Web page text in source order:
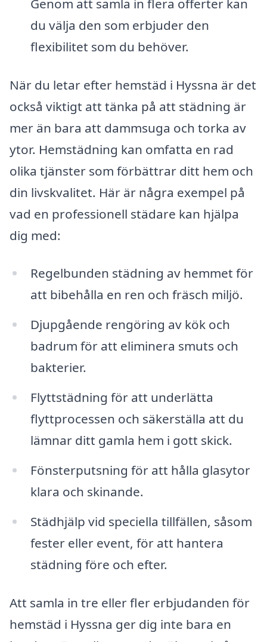
Genom att samla in flera offerter kan
du välja den som erbjuder den
flexibilitet som du behöver.
När du letar efter hemstäd i Hyssna är det
också viktigt att tänka på att städning är
mer än bara att dammsuga och torka av
ytor. Hemstädning kan omfatta en rad
olika tjänster som förbättrar ditt hem och
din livskvalitet. Här är några exempel på
vad en professionell städare kan hjälpa
dig med:
Regelbunden städning av hemmet för
att bibehålla en ren och fräsch miljö.
Djupgående rengöring av kök och
badrum för att eliminera smuts och
bakterier.
Flyttstädning för att underlätta
flyttprocessen och säkerställa att du
lämnar ditt gamla hem i gott skick.
Fönsterputsning för att hålla glasytor
klara och skinande.
Städhjälp vid speciella tillfällen, såsom
fester eller event, för att hantera
städning före och efter.
Att samla in tre eller fler erbjudanden för
hemstäd i Hyssna ger dig inte bara en